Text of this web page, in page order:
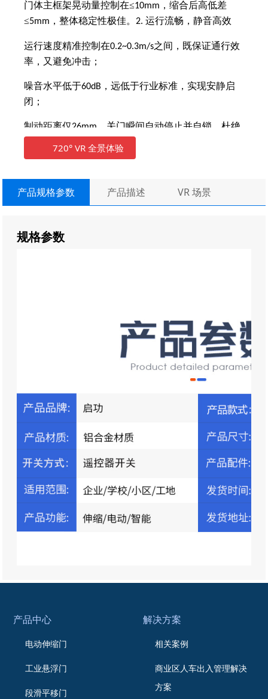
门体主框架晃动量控制在≤10mm ，缩合后高低差
≤5mm ，整体稳定性极佳。 2. 运行流畅，静音高效
运行速度精准控制在0.2~0.3m/s之间，既保证通行效
率，又避免冲击；
噪音水平低于60dB ，远低于行业标准，实现安静启
闭；
制动距离仅26mm ，关门瞬间自动停止并自锁，杜绝
配备感应防撞功能，关门时距前方物体200mm
自动停止或返回，保护行人安全；
控制器具备过流、过载、失压
可独立安装，也可与车牌识别系统、道闸、人行小门
等设备联动，构建智能化出入口管理系统。
720° VR 全景体验
产品规格参数 产品描述 VR 场景
规格参数
产品中心
电动伸缩门
工业悬浮门
段滑平移门
解决方案
相关案例
商业区人车出入管理解决
方案